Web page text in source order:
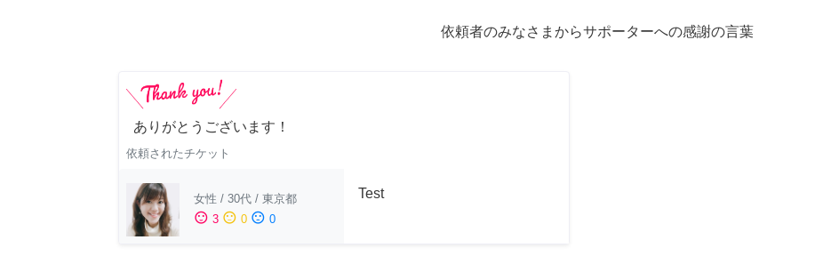
依頼者のみなさまからサポーターへの感謝の言葉
ありがとうございます！
依頼されたチケット
女性 / 30代 / 東京都
sentiment_satisfied 3 sentiment_neutral 0 sentiment_dissatisfied 0
Test